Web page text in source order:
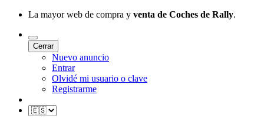
La mayor web de compra y venta de Coches de Rally.
Cerrar
Nuevo anuncio
Entrar
Olvidé mi usuario o clave
Registrarme